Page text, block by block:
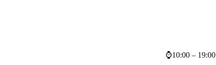
⌚10:00 – 19:00